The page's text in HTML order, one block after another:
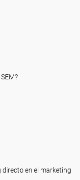
en el marketing